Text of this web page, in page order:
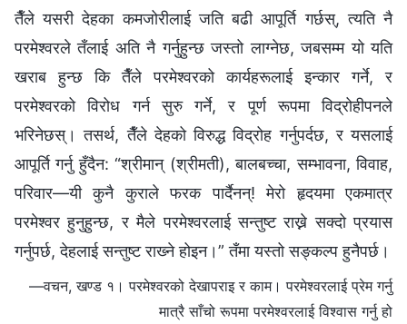
तैँले यसरी देहका कमजोरीलाई जति बढी आपूर्ति गर्छस्, त्यति नै
परमेश्‍वरले तँलाई अति नै गर्नुहुन्छ जस्तो लाग्नेछ, जबसम्म यो यति
खराब हुन्छ कि तैँले परमेश्‍वरको कार्यहरूलाई इन्कार गर्ने, र
परमेश्‍वरको विरोध गर्न सुरु गर्ने, र पूर्ण रूपमा विद्रोहीपनले
भरिनेछस्। तसर्थ, तैँले देहको विरुद्ध विद्रोह गर्नुपर्दछ, र यसलाई
आपूर्ति गर्नु हुँदैन: “श्रीमान् (श्रीमती), बालबच्चा, सम्भावना, विवाह,
परिवार—यी कुनै कुराले फरक पार्दैनन्! मेरो हृदयमा एकमात्र
परमेश्‍वर हुनुहुन्छ, र मैले परमेश्‍वरलाई सन्तुष्ट राख्ने सक्दो प्रयास
गर्नुपर्छ, देहलाई सन्तुष्ट राख्‍ने होइन।” तँमा यस्तो सङ्कल्प हुनैपर्छ।
—वचन, खण्ड १। परमेश्‍वरको देखापराइ र काम। परमेश्‍वरलाई प्रेम गर्नु
मात्रै साँचो रूपमा परमेश्‍वरलाई विश्‍वास गर्नु हो